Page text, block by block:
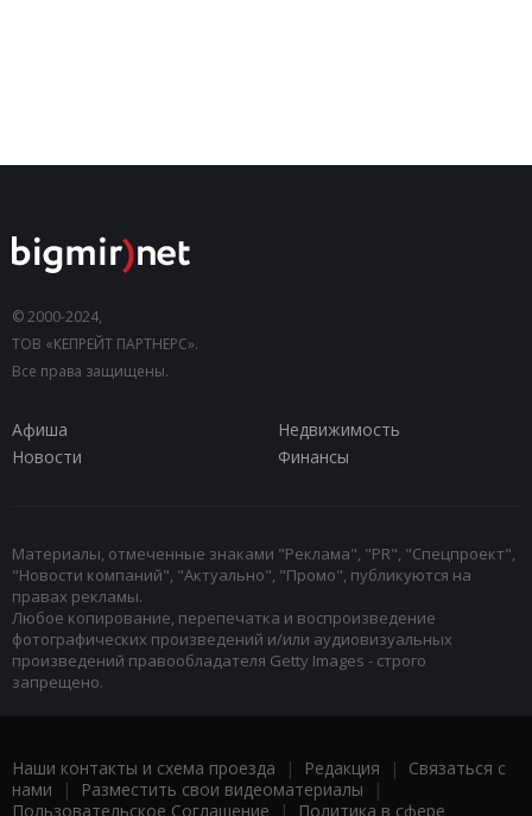
© 2000-2024,
ТОВ «КЕПРЕЙТ ПАРТНЕРС».
Все права защищены.
Афиша
Недвижимость
Новости
Финансы
Материалы, отмеченные знаками "Реклама", "PR", "Спецпроект",
"Новости компаний", "Актуально", "Промо", публикуются на
правах рекламы.
Любое копирование, перепечатка и воспроизведение
фотографических произведений и/или аудиовизуальных
произведений правообладателя Getty Images - строго
запрещено.
Наши контакты и схема проезда | Редакция | Связаться с
нами | Разместить свои видеоматериалы |
Пользовательское Соглашение | Политика в сфере